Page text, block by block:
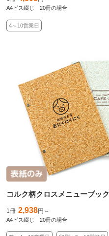
A4ビス綴じ 20冊の場合
4～10営業日
コルク柄クロスメニューブック
1冊 2,938円～
A4ビス綴じ 20冊の場合